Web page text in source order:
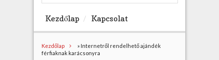
e
h
Kezdőlap Kapcsolat
Kezdőlap » Internetről rendelhető ajándék
férfiaknak karácsonyra